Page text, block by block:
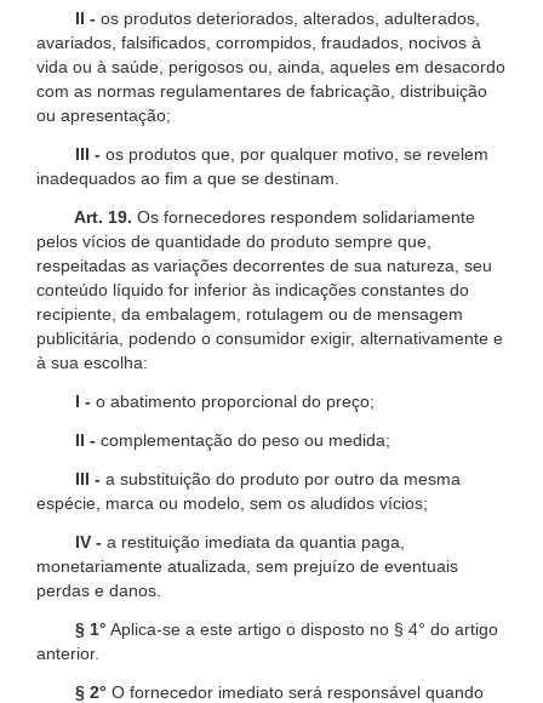
II - os produtos deteriorados, alterados, adulterados,
avariados, falsificados, corrompidos, fraudados, nocivos à
vida ou à saúde, perigosos ou, ainda, aqueles em desacordo
com as normas regulamentares de fabricação, distribuição
ou apresentação;
III - os produtos que, por qualquer motivo, se revelem
inadequados ao fim a que se destinam.
Art. 19. Os fornecedores respondem solidariamente
pelos vícios de quantidade do produto sempre que,
respeitadas as variações decorrentes de sua natureza, seu
conteúdo líquido for inferior às indicações constantes do
recipiente, da embalagem, rotulagem ou de mensagem
publicitária, podendo o consumidor exigir, alternativamente e
à sua escolha:
I - o abatimento proporcional do preço;
II - complementação do peso ou medida;
III - a substituição do produto por outro da mesma
espécie, marca ou modelo, sem os aludidos vícios;
IV - a restituição imediata da quantia paga,
monetariamente atualizada, sem prejuízo de eventuais
perdas e danos.
§ 1° Aplica-se a este artigo o disposto no § 4° do artigo
anterior.
§ 2° O fornecedor imediato será responsável quando